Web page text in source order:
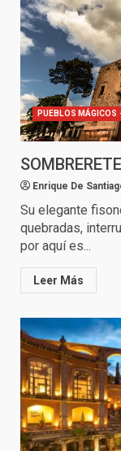
PUEBLOS
Enrique De
Su elegante
quebradas,
por aquí es...
Leer Más